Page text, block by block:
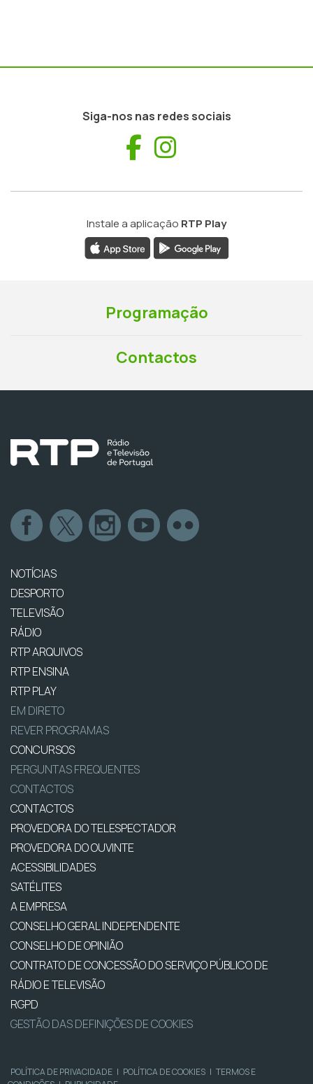
Siga-nos nas redes sociais
Facebook
Instale a aplicação RTP Play
Programação
Contactos
NOTÍCIAS
DESPORTO
TELEVISÃO
RÁDIO
RTP ARQUIVOS
RTP ENSINA
RTP PLAY
EM DIRETO
REVER PROGRAMAS
CONCURSOS
PERGUNTAS FREQUENTES
CONTACTOS
CONTACTOS
PROVEDORA DO TELESPECTADOR
PROVEDORA DO OUVINTE
ACESSIBILIDADES
SATÉLITES
A EMPRESA
CONSELHO GERAL INDEPENDENTE
CONSELHO DE OPINIÃO
CONTRATO DE CONCESSÃO DO SERVIÇO PÚBLICO DE
RÁDIO E TELEVISÃO
RGPD
GESTÃO DAS DEFINIÇÕES DE COOKIES
POLÍTICA DE PRIVACIDADE | POLÍTICA DE COOKIES | TERMOS E